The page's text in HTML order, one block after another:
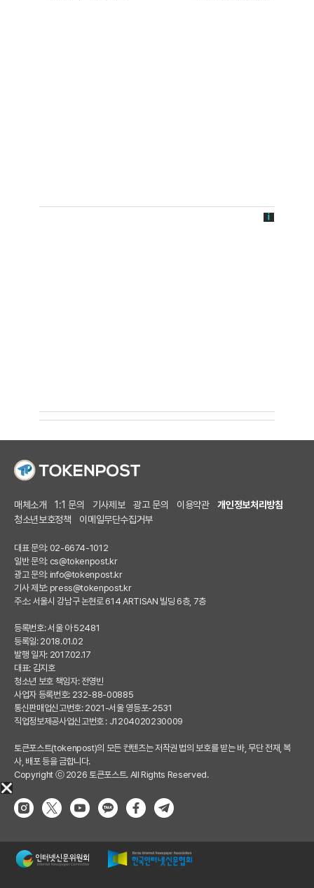
매체소개 1:1 문의 기사제보 광고 문의 이용약관
개인정보처리방침
청소년보호정책
이메일무단수집거부
대표 문의: 02-6674-1012
일반 문의: cs@tokenpost.kr
광고 문의: info@tokenpost.kr
기사 제보: press@tokenpost.kr
주소: 서울시 강남구 논현로 614 ARTISAN 빌딩 6층, 7층
등록번호: 서울 아 52481
등록일: 2018.01.02
발행 일자: 2017.02.17
대표: 김지호
청소년 보호 책임자: 전영빈
사업자 등록번호: 232-88-00885
통신판매업신고번호: 2021-서울 영등포-2531
직업정보제공사업신고번호 : J1204020230009
토큰포스트(tokenpost)의 모든 컨텐츠는 저작권 법의 보호를 받는 바, 무단 전재, 복
사, 배포 등을 금합니다.
Copyright ⓒ 2026 토큰포스트. All Rights Reserved.